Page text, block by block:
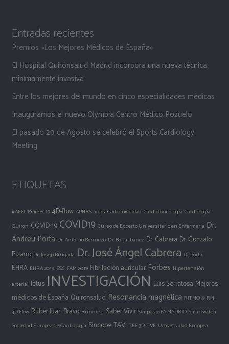
Entradas recientes
Premios «Los Mejores Médicos de España»
El Hospital Quirónsalud Madrid incorpora una nueva técnica
mínimamente invasiva
Entre los mejores del mundo en cinco especialidades médicas
Inauguramos el nuevo Olympia Centro Médico Pozuelo
El pasado 29 de Agosto se celebró el Sports Cardiology
Meeting
ETIQUETAS
#AEEC19 #SEC19 4D-flow APHRS apps Cadiotoxicidad Cardio-oncología Cardiología
Quiron COVID-19 COVID19 Curso de Experto Universitario en Enfermería Dr.
Andreu Porta Dr. Antonio Berruezo Dr. Borja Ibañez Dr. Cabrera Dr. Gonzalo
Pizarro Dr. Josep Brugada Dr. José Ángel Cabrera Dr Porta
EHRA EHRA 2019 ESC FAM 2019 Fibrilación auricular Forbes Hipertensión
arterial Ictus INVESTIGACIÓN Luis Serratosa Mejores
médicos de España Quironsalud Resonancia magnética RITMO19 RM
4D Flow Ruber Juan Bravo Running Saber Vivir Simposio FA MADRID Smartwatch
Sociedad Europea de Cardiología Síncope TAVI TEE 3D TVE Universidad Europea